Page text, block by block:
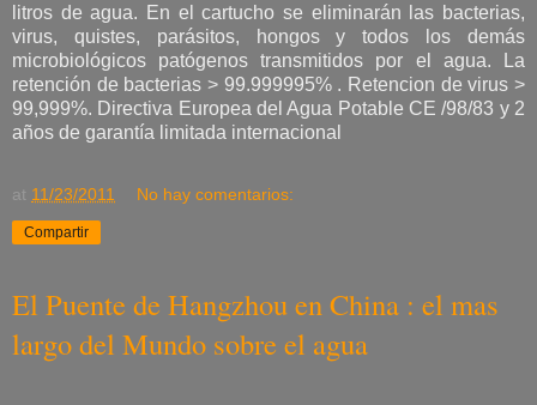
litros de agua. En el cartucho se eliminarán las bacterias,
virus, quistes, parásitos, hongos y todos los demás
microbiológicos patógenos transmitidos por el agua. La
retención de bacterias > 99.999995% . Retencion de virus >
99,999%. Directiva Europea del Agua Potable CE /98/83 y 2
años de garantía limitada internacional
at 11/23/2011 No hay comentarios:
Compartir
El Puente de Hangzhou en China : el mas
largo del Mundo sobre el agua